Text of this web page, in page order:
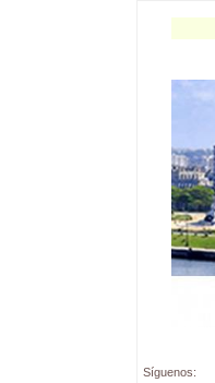
Síguenos: